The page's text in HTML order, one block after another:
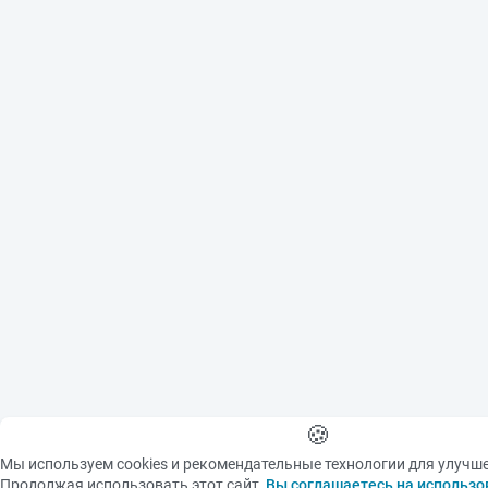
🍪
Мы используем cookies и рекомендательные технологии для